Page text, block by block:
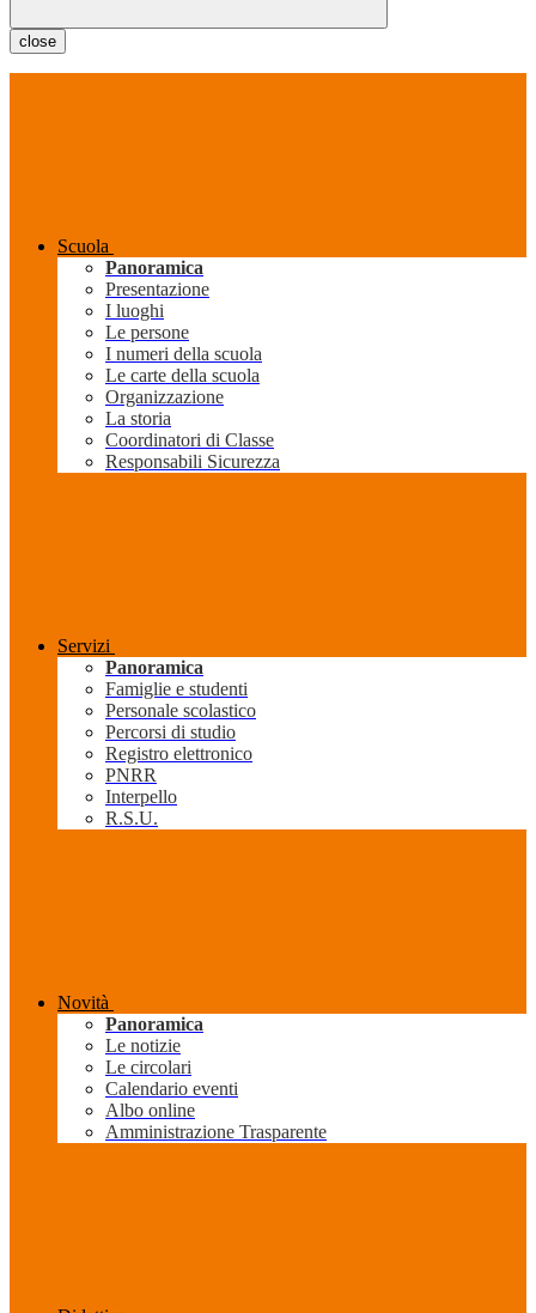
close
Scuola
Panoramica
Presentazione
I luoghi
Le persone
I numeri della scuola
Le carte della scuola
Organizzazione
La storia
Coordinatori di Classe
Responsabili Sicurezza
Servizi
Panoramica
Famiglie e studenti
Personale scolastico
Percorsi di studio
Registro elettronico
PNRR
Interpello
R.S.U.
Novità
Panoramica
Le notizie
Le circolari
Calendario eventi
Albo online
Amministrazione Trasparente